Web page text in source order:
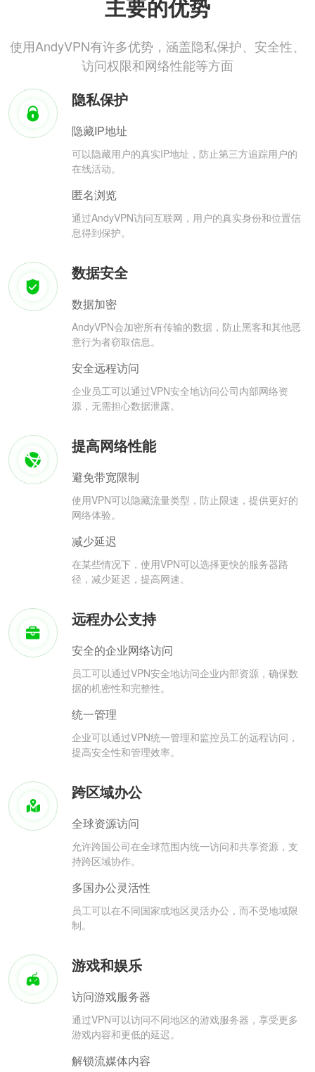
主要的优势
使用AndyVPN有许多优势，涵盖隐私保护、安全性、
访问权限和网络性能等方面
隐私保护
隐藏IP地址
可以隐藏用户的真实IP地址，防止第三方追踪用户的
在线活动。
匿名浏览
通过AndyVPN访问互联网，用户的真实身份和位置信
息得到保护。
数据安全
数据加密
AndyVPN会加密所有传输的数据，防止黑客和其他恶
意行为者窃取信息。
安全远程访问
企业员工可以通过VPN安全地访问公司内部网络资
源，无需担心数据泄露。
提高网络性能
避免带宽限制
使用VPN可以隐藏流量类型，防止限速，提供更好的
网络体验。
减少延迟
在某些情况下，使用VPN可以选择更快的服务器路
径，减少延迟，提高网速。
远程办公支持
安全的企业网络访问
员工可以通过VPN安全地访问企业内部资源，确保数
据的机密性和完整性。
统一管理
企业可以通过VPN统一管理和监控员工的远程访问，
提高安全性和管理效率。
跨区域办公
全球资源访问
允许跨国公司在全球范围内统一访问和共享资源，支
持跨区域协作。
多国办公灵活性
员工可以在不同国家或地区灵活办公，而不受地域限
制。
游戏和娱乐
访问游戏服务器
通过VPN可以访问不同地区的游戏服务器，享受更多
游戏内容和更低的延迟。
解锁流媒体内容